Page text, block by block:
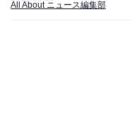
All About ニュース編集部